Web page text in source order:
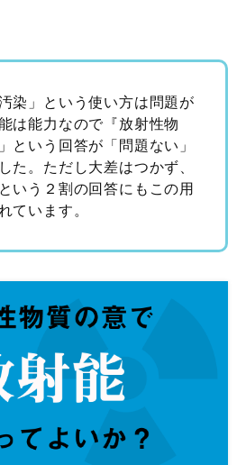
染」という使い方は問題が
は能力なので『放射性物
という回答が「問題ない」
た。ただし大差はつかず、
いう２割の回答にもこの用
ています。